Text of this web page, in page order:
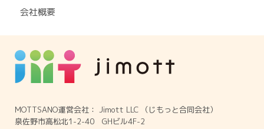
MOTTSANO運営会社： Jimott LLC （じもっと合同会社）
泉佐野市高松北1-2-40 GHビル4F-2
会社概要